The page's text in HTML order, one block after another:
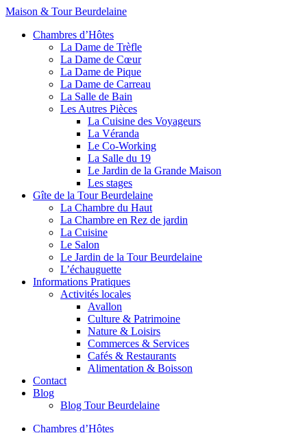
Maison & Tour Beurdelaine
Chambres d’Hôtes
La Dame de Trèfle
La Dame de Cœur
La Dame de Pique
La Dame de Carreau
La Salle de Bain
Les Autres Pièces
La Cuisine des Voyageurs
La Véranda
Le Co-Working
La Salle du 19
Le Jardin de la Grande Maison
Les stages
Gîte de la Tour Beurdelaine
La Chambre du Haut
La Chambre en Rez de jardin
La Cuisine
Le Salon
Le Jardin de la Tour Beurdelaine
L’échauguette
Informations Pratiques
Activités locales
Avallon
Culture & Patrimoine
Nature & Loisirs
Commerces & Services
Cafés & Restaurants
Alimentation & Boisson
Contact
Blog
Blog Tour Beurdelaine
Chambres d’Hôtes